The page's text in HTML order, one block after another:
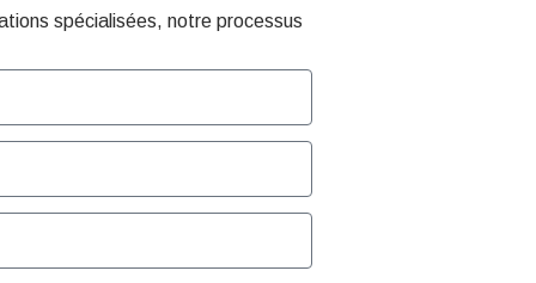
spécialisées, notre processus